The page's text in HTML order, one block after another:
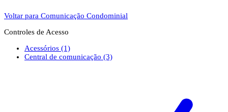
Voltar para Comunicação Condominial
Controles de Acesso
Acessórios (1)
Central de comunicação (3)